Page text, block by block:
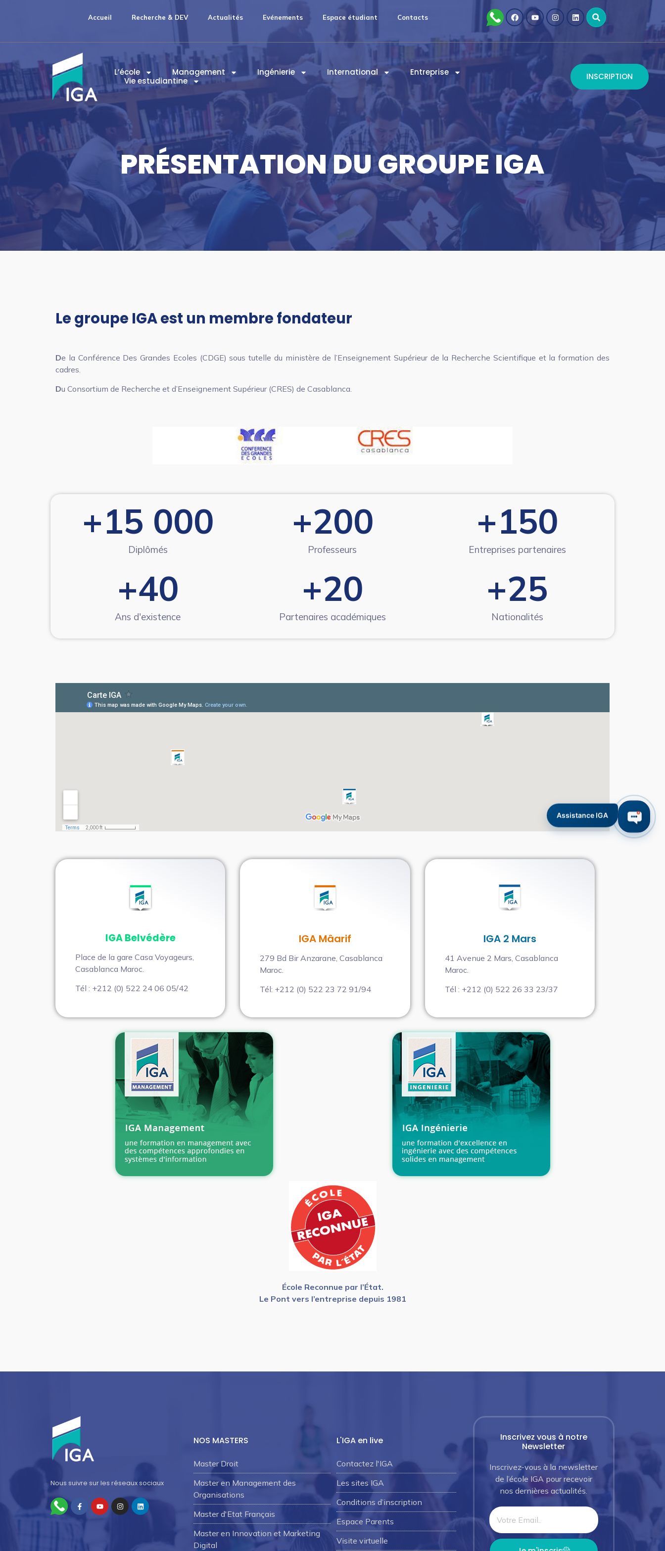
Accueil Recherche & DEV Actualités Evénements Espace étudiant Contacts
L’école Management Ingénierie International
Entreprise
Vie estudiantine
INSCRIPTION
PRÉSENTATION DU GROUPE IGA
Le groupe IGA est un membre fondateur
De la Conférence Des Grandes Ecoles (CDGE) sous tutelle du ministère de l’Enseignement Supérieur de la Recherche Scientifique et la formation des
cadres.
Du Consortium de Recherche et d’Enseignement Supérieur (CRES) de Casablanca.
Diplômés
+15 000
Ans d'existence
+40
Professeurs
+200
Partenaires académiques
+20
Entreprises partenaires
+150
Nationalités
+25
IGA Belvédère
Place de la gare Casa Voyageurs,
Casablanca Maroc.
Tél : +212 (0) 522 24 06 05/42
IGA Mâarif
279 Bd Bir Anzarane, Casablanca
Maroc.
Tél: +212 (0) 522 23 72 91/94
IGA 2 Mars
41 Avenue 2 Mars, Casablanca
Maroc.
Tél : +212 (0) 522 26 33 23/37
École Reconnue par l’État.
Le Pont vers l’entreprise depuis 1981
Nous suivre sur les réseaux sociaux
NOS MASTERS
Master Droit
Master en Management des
Organisations
Master d'Etat Français
Master en Innovation et Marketing
Digital
L'IGA en live
Contactez l'IGA
Les sites IGA
Conditions d’inscription
Espace Parents
Visite virtuelle
Inscrivez vous à notre
Newsletter
Inscrivez-vous à la newsletter
de l’école IGA pour recevoir
nos dernières actualités.
Assistance IGA